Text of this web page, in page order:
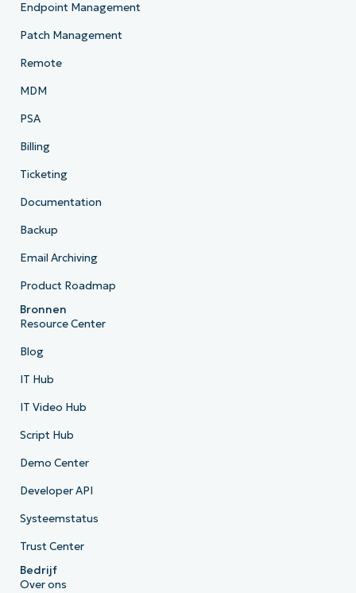
Endpoint Management
Patch Management
Remote
MDM
PSA
Billing
Ticketing
Documentation
Backup
Email Archiving
Product Roadmap
Bronnen
Resource Center
Blog
IT Hub
IT Video Hub
Script Hub
Demo Center
Developer API
Systeemstatus
Trust Center
Bedrijf
Over ons